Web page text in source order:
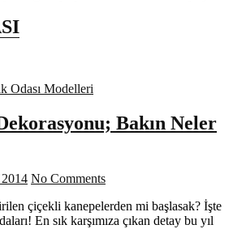
Odası Modelleri
Bakın Neler
No Comments
çiçekli kanepelerden mi başlasak? İşte
En sık karşımıza çıkan detay bu yıl